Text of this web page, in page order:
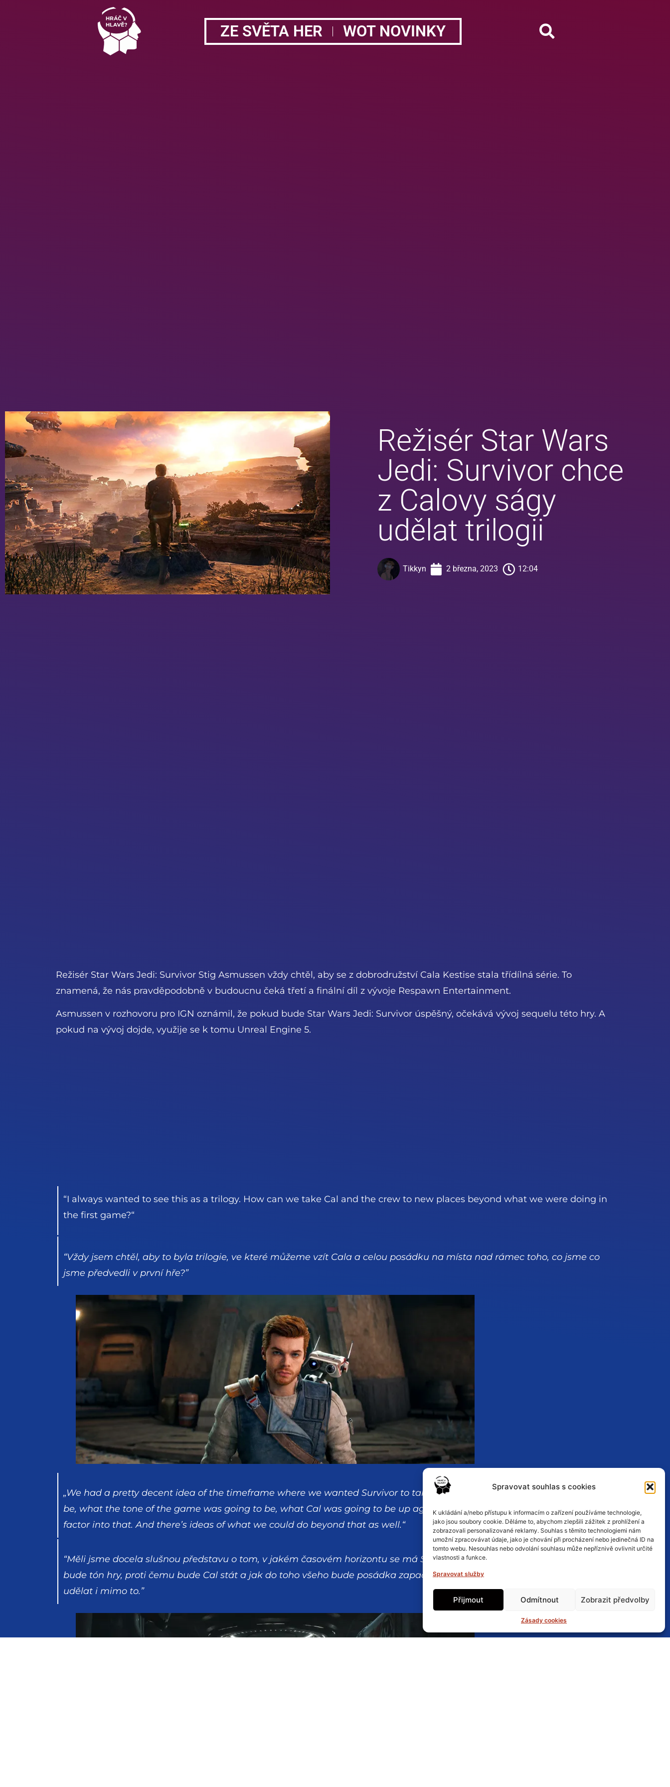
Spravovat souhlas s cookies
K ukládání a/nebo přístupu k informacím o zařízení používáme technologie,
jako jsou soubory cookie. Děláme to, abychom zlepšili zážitek z prohlížení a
zobrazovali personalizované reklamy. Souhlas s těmito technologiemi nám
umožní zpracovávat údaje, jako je chování při procházení nebo jedinečná ID na
tomto webu. Nesouhlas nebo odvolání souhlasu může nepříznivě ovlivnit určité
vlastnosti a funkce.
Spravovat služby
Přijmout Odmítnout Zobrazit předvolby
Zásady cookies
ZE SVĚTA HER WOT NOVINKY
Režisér Star Wars
Jedi: Survivor chce
z Calovy ságy
udělat trilogii
Tikkyn 2 března, 2023 12:04
Režisér Star Wars Jedi: Survivor Stig Asmussen vždy chtěl, aby se z dobrodružství Cala Kestise stala třídílná série. To
znamená, že nás pravděpodobně v budoucnu čeká třetí a finální díl z vývoje Respawn Entertainment.
Asmussen v rozhovoru pro IGN oznámil, že pokud bude Star Wars Jedi: Survivor úspěšný, očekává vývoj sequelu této hry. A
pokud na vývoj dojde, využije se k tomu Unreal Engine 5.
“I always wanted to see this as a trilogy. How can we take Cal and the crew to new places beyond what we were doing in
the first game?“
“Vždy jsem chtěl, aby to byla trilogie, ve které můžeme vzít Cala a celou posádku na místa nad rámec toho, co jsme co
jsme předvedli v první hře?”
„We had a pretty decent idea of the timeframe where we wanted Survivor to take place, what the stakes were going to
be, what the tone of the game was going to be, what Cal was going to be up against, and how the crew was going to
factor into that. And there’s ideas of what we could do beyond that as well.“
“Měli jsme docela slušnou představu o tom, v jakém časovém horizontu se má Survivor odehrávat, co bude v sázce, jaký
bude tón hry, proti čemu bude Cal stát a jak do toho všeho bude posádka zapadat. A máme nápady, co bychom mohli
udělat i mimo to.”